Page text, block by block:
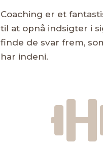
Coaching er et
til at opnå indsigter i
finde de svar frem,
har indeni.